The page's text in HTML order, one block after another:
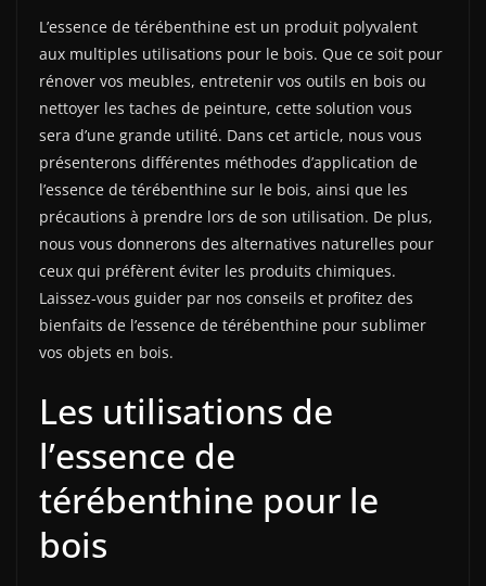
L’essence de térébenthine est un produit polyvalent
aux multiples utilisations pour le bois. Que ce soit pour
rénover vos meubles, entretenir vos outils en bois ou
nettoyer les taches de peinture, cette solution vous
sera d’une grande utilité. Dans cet article, nous vous
présenterons différentes méthodes d’application de
l’essence de térébenthine sur le bois, ainsi que les
précautions à prendre lors de son utilisation. De plus,
nous vous donnerons des alternatives naturelles pour
ceux qui préfèrent éviter les produits chimiques.
Laissez-vous guider par nos conseils et profitez des
bienfaits de l’essence de térébenthine pour sublimer
vos objets en bois.
Les utilisations de
l’essence de
térébenthine pour le
bois